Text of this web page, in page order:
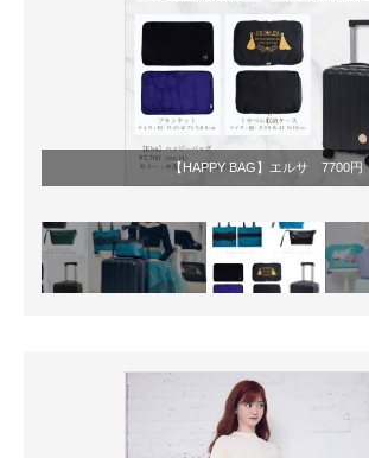
【HAPPY BAG】エルサ 7700円